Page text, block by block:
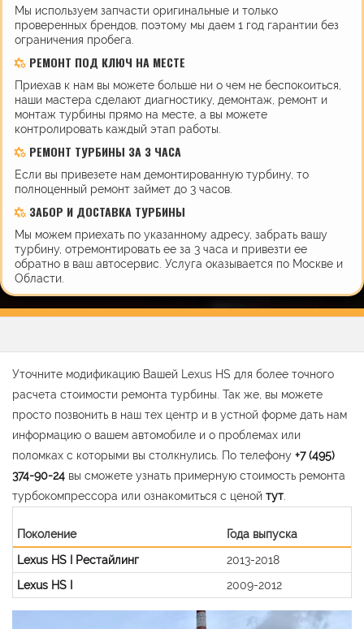
Мы используем запчасти оригинальные и только
проверенных брендов, поэтому мы даем 1 год гарантии без
ограничения пробега.
РЕМОНТ ПОД КЛЮЧ НА МЕСТЕ
Приехав к нам вы можете больше ни о чем не беспокоиться,
наши мастера сделают диагностику, демонтаж, ремонт и
монтаж турбины прямо на месте, а вы можете
контролировать каждый этап работы.
РЕМОНТ ТУРБИНЫ ЗА 3 ЧАСА
Если вы привезете нам демонтированную турбину, то
полноценный ремонт займет до 3 часов.
ЗАБОР И ДОСТАВКА ТУРБИНЫ
Мы можем приехать по указанному адресу, забрать вашу
турбину, отремонтировать ее за 3 часа и привезти ее
обратно в ваш автосервис. Услуга оказывается по Москве и
Области.
Уточните модификацию Вашей Lexus HS для более точного
расчета стоимости ремонта турбины. Так же, вы можете
просто позвонить в наш тех центр и в устной форме дать нам
информацию о вашем автомобиле и о проблемах или
поломках с которыми вы столкнулись. По телефону +7 (495)
374-90-24 вы сможете узнать примерную стоимость ремонта
турбокомпрессора или ознакомиться с ценой тут
Поколение
Года выпуска
Lexus HS I Рестайлинг
2013-2018
Lexus HS I
2009-2012